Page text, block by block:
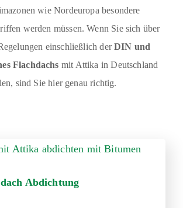
wie Nordeuropa besondere
werden müssen. Wenn Sie sich über
einschließlich derDIN und
Flachdachs mit Attika in Deutschland
sind Sie hier genau richtig.
Abdichtung